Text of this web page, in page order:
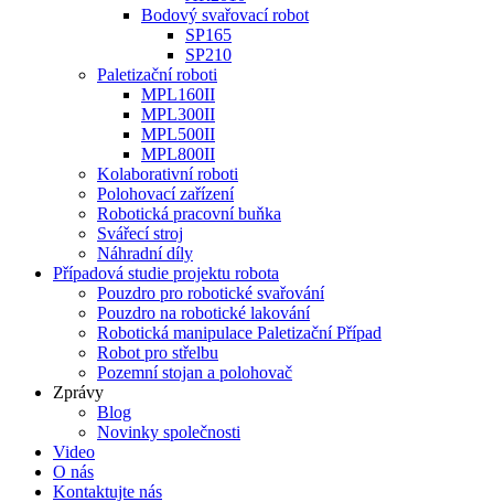
Bodový svařovací robot
SP165
SP210
Paletizační roboti
MPL160II
MPL300II
MPL500II
MPL800II
Kolaborativní roboti
Polohovací zařízení
Robotická pracovní buňka
Svářecí stroj
Náhradní díly
Případová studie projektu robota
Pouzdro pro robotické svařování
Pouzdro na robotické lakování
Robotická manipulace Paletizační Případ
Robot pro střelbu
Pozemní stojan a polohovač
Zprávy
Blog
Novinky společnosti
Video
O nás
Kontaktujte nás